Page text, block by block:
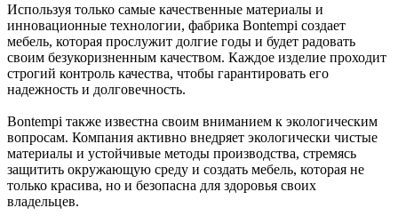
Используя только самые качественные материалы и
инновационные технологии, фабрика Bontempi создает
мебель, которая прослужит долгие годы и будет радовать
своим безукоризненным качеством. Каждое изделие проходит
строгий контроль качества, чтобы гарантировать его
надежность и долговечность.
Bontempi также известна своим вниманием к экологическим
вопросам. Компания активно внедряет экологически чистые
материалы и устойчивые методы производства, стремясь
защитить окружающую среду и создать мебель, которая не
только красива, но и безопасна для здоровья своих
владельцев.